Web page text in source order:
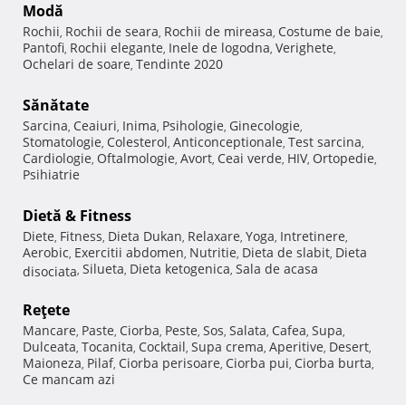
Modă
Rochii, Rochii de seara, Rochii de mireasa, Costume de baie,
Pantofi, Rochii elegante, Inele de logodna, Verighete,
Ochelari de soare, Tendinte 2020
Sănătate
Sarcina, Ceaiuri, Inima, Psihologie, Ginecologie,
Stomatologie, Colesterol, Anticonceptionale, Test sarcina,
Cardiologie, Oftalmologie, Avort, Ceai verde, HIV, Ortopedie,
Psihiatrie
Dietă & Fitness
Diete, Fitness, Dieta Dukan, Relaxare, Yoga, Intretinere,
Aerobic, Exercitii abdomen, Nutritie, Dieta de slabit, Dieta
disociata, Silueta, Dieta ketogenica, Sala de acasa
Reţete
Mancare, Paste, Ciorba, Peste, Sos, Salata, Cafea, Supa,
Dulceata, Tocanita, Cocktail, Supa crema, Aperitive, Desert,
Maioneza, Pilaf, Ciorba perisoare, Ciorba pui, Ciorba burta,
Ce mancam azi